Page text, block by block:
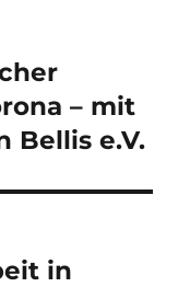
– mit
Bellis e.V.
in